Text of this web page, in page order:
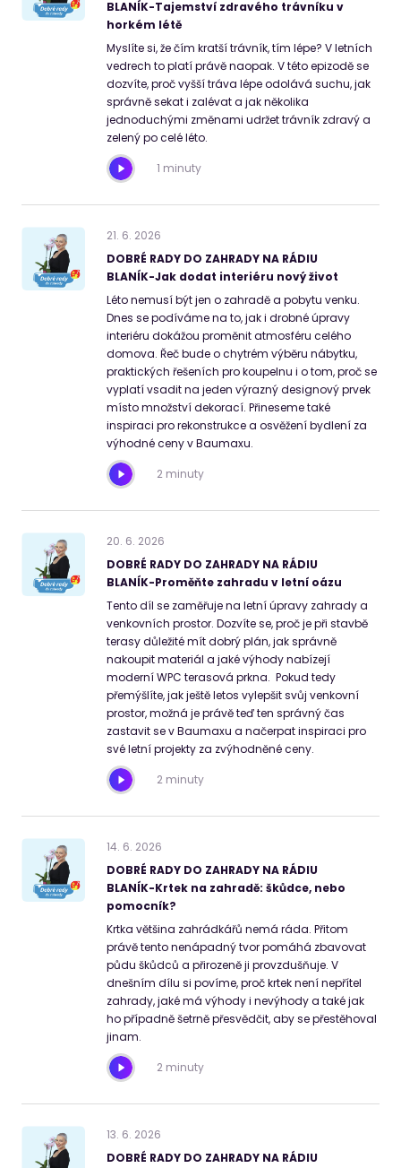
BLANÍK-Tajemství zdravého trávníku v
horkém létě
Myslíte si, že čím kratší trávník, tím lépe? V letních
vedrech to platí právě naopak. V této epizodě se
dozvíte, proč vyšší tráva lépe odolává suchu, jak
správně sekat i zalévat a jak několika
jednoduchými změnami udržet trávník zdravý a
zelený po celé léto.
1 minuty
21. 6. 2026
DOBRÉ RADY DO ZAHRADY NA RÁDIU
BLANÍK-Jak dodat interiéru nový život
Léto nemusí být jen o zahradě a pobytu venku.
Dnes se podíváme na to, jak i drobné úpravy
interiéru dokážou proměnit atmosféru celého
domova. Řeč bude o chytrém výběru nábytku,
praktických řešeních pro koupelnu i o tom, proč se
vyplatí vsadit na jeden výrazný designový prvek
místo množství dekorací. Přineseme také
inspiraci pro rekonstrukce a osvěžení bydlení za
výhodné ceny v Baumaxu.
2 minuty
20. 6. 2026
DOBRÉ RADY DO ZAHRADY NA RÁDIU
BLANÍK-Proměňte zahradu v letní oázu
Tento díl se zaměřuje na letní úpravy zahrady a
venkovních prostor. Dozvíte se, proč je při stavbě
terasy důležité mít dobrý plán, jak správně
nakoupit materiál a jaké výhody nabízejí
moderní WPC terasová prkna. Pokud tedy
přemýšlíte, jak ještě letos vylepšit svůj venkovní
prostor, možná je právě teď ten správný čas
zastavit se v Baumaxu a načerpat inspiraci pro
své letní projekty za zvýhodněné ceny.
2 minuty
14. 6. 2026
DOBRÉ RADY DO ZAHRADY NA RÁDIU
BLANÍK-Krtek na zahradě: škůdce, nebo
pomocník?
Krtka většina zahrádkářů nemá ráda. Přitom
právě tento nenápadný tvor pomáhá zbavovat
půdu škůdců a přirozeně ji provzdušňuje. V
dnešním dílu si povíme, proč krtek není nepřítel
zahrady, jaké má výhody i nevýhody a také jak
ho případně šetrně přesvědčit, aby se přestěhoval
jinam.
2 minuty
13. 6. 2026
DOBRÉ RADY DO ZAHRADY NA RÁDIU